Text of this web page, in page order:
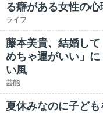
る癖がある女性の心
ライフ
藤本美貴、結婚し
めちゃ運がいい」
い風
芸能
夏休みなのに子ど